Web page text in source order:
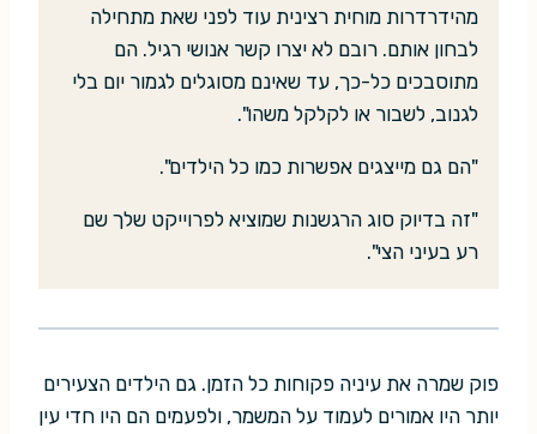
מהידרדרות מוחית רצינית עוד לפני שאת מתחילה
לבחון אותם. רובם לא יצרו קשר אנושי רגיל. הם
מתוסבכים כל-כך, עד שאינם מסוגלים לגמור יום בלי
לגנוב, לשבור או לקלקל משהו".
"הם גם מייצגים אפשרות כמו כל הילדים".
"זה בדיוק סוג הרגשנות שמוציא לפרוייקט שלך שם
רע בעיני הצי".
פוק שמרה את עיניה פקוחות כל הזמן. גם הילדים הצעירים
יותר היו אמורים לעמוד על המשמר, ולפעמים הם היו חדי עין